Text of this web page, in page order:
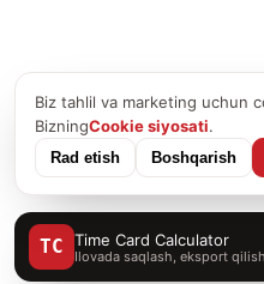
©2026
Time Card Calculator ·
info@timecardcalculator.app
TC Time Card Calculator
Ilovada saqlash, eksport
Biz tahlil va marketing uchun
BizningCookie siyosati.
Rad etish Boshqarish